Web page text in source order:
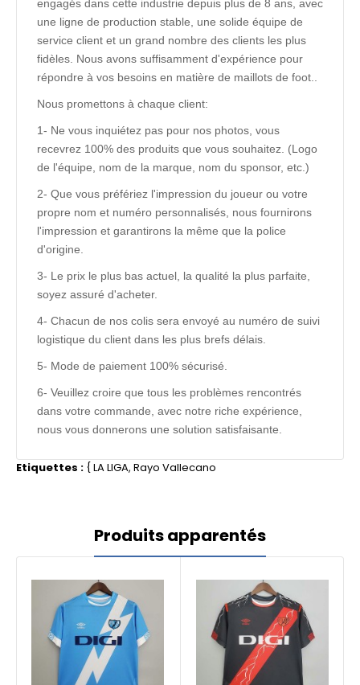
engagés dans cette industrie depuis plus de 8 ans, avec
une ligne de production stable, une solide équipe de
service client et un grand nombre des clients les plus
fidèles. Nous avons suffisamment d'expérience pour
répondre à vos besoins en matière de maillots de foot..
Nous promettons à chaque client:
1- Ne vous inquiétez pas pour nos photos, vous
recevrez 100% des produits que vous souhaitez. (Logo
de l'équipe, nom de la marque, nom du sponsor, etc.)
2- Que vous préfériez l'impression du joueur ou votre
propre nom et numéro personnalisés, nous fournirons
l'impression et garantirons la même que la police
d'origine.
3- Le prix le plus bas actuel, la qualité la plus parfaite,
soyez assuré d'acheter.
4- Chacun de nos colis sera envoyé au numéro de suivi
logistique du client dans les plus brefs délais.
5- Mode de paiement 100% sécurisé.
6- Veuillez croire que tous les problèmes rencontrés
dans votre commande, avec notre riche expérience,
nous vous donnerons une solution satisfaisante.
Etiquettes : {LA LIGA, Rayo Vallecano
Produits apparentés